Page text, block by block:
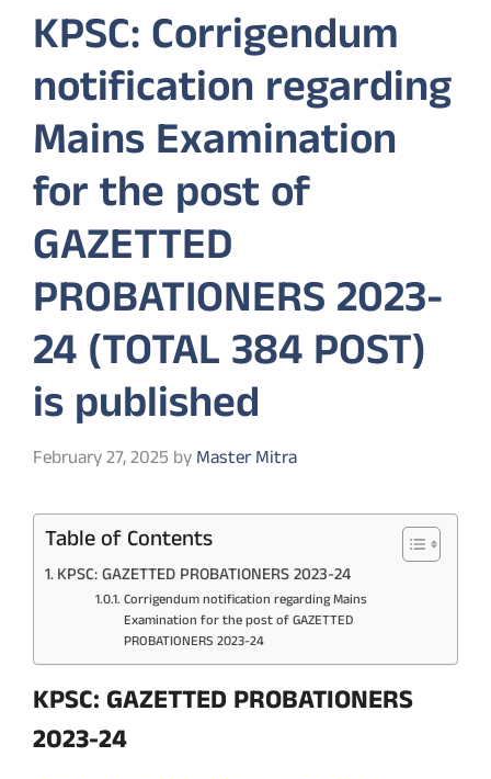
KPSC: Corrigendum
notification regarding
Mains Examination
for the post of
GAZETTED
PROBATIONERS 2023-
24 (TOTAL 384 POST)
is published
February 27, 2025 byMaster Mitra
Table of Contents
KPSC: GAZETTED PROBATIONERS 2023-24
Corrigendum notification regarding Mains
Examination for the post of GAZETTED
PROBATIONERS 2023-24
KPSC: GAZETTED PROBATIONERS
2023-24